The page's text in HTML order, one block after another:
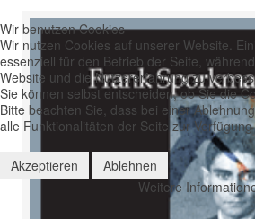
Wir benutzen Cookies
Wir nutzen Cookies auf unserer Website.
essenziell für den Betrieb der Seite,
Website und die Nutzererfahrung zu
Sie können selbst entscheiden, ob Sie die
Bitte beachten Sie, dass bei einer
alle Funktionalitäten der Seite zur
Akzeptieren
Ablehnen
Weitere